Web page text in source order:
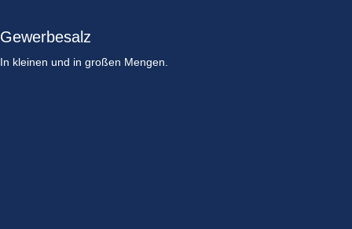
Gewerbesalz
In kleinen und in großen Mengen.